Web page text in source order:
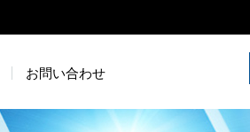
お問い合わせ